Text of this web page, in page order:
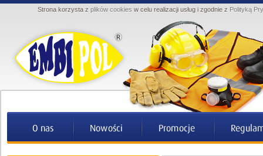
Strona korzysta z plików cookies w celu realizacji usług i zgodnie z Polityką